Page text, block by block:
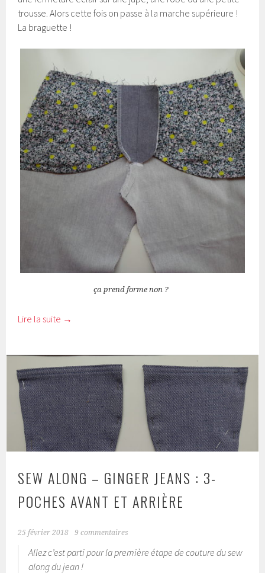
trousse. Alors cette fois on passe à la marche supérieure !
La braguette !
ça prend forme non ?
Lire la suite →
SEW ALONG – GINGER JEANS : 3-
POCHES AVANT ET ARRIÈRE
25 février 2018 9 commentaires
Allez c’est parti pour la première étape de couture du sew
along du jean !